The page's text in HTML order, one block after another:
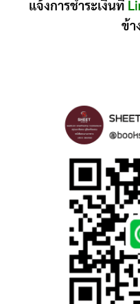
แจ้งการชำระเงินที่
ข้า